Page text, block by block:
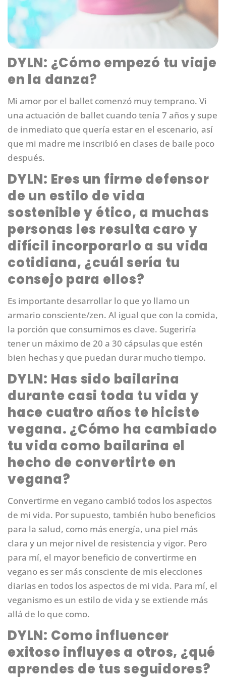
DYLN: ¿Cómo empezó tu viaje
en la danza?
Mi amor por el ballet comenzó muy temprano. Vi
una actuación de ballet cuando tenía 7 años y supe
de inmediato que quería estar en el escenario, así
que mi madre me inscribió en clases de baile poco
después.
DYLN: Eres un firme defensor
de un estilo de vida
sostenible y ético, a muchas
personas les resulta caro y
difícil incorporarlo a su vida
cotidiana, ¿cuál sería tu
consejo para ellos?
Es importante desarrollar lo que yo llamo un
armario consciente/zen. Al igual que con la comida,
la porción que consumimos es clave. Sugeriría
tener un máximo de 20 a 30 cápsulas que estén
bien hechas y que puedan durar mucho tiempo.
DYLN: Has sido bailarina
durante casi toda tu vida y
hace cuatro años te hiciste
vegana. ¿Cómo ha cambiado
tu vida como bailarina el
hecho de convertirte en
vegana?
Convertirme en vegano cambió todos los aspectos
de mi vida. Por supuesto, también hubo beneficios
para la salud, como más energía, una piel más
clara y un mejor nivel de resistencia y vigor. Pero
para mí, el mayor beneficio de convertirme en
vegano es ser más consciente de mis elecciones
diarias en todos los aspectos de mi vida. Para mí, el
veganismo es un estilo de vida y se extiende más
allá de lo que como.
DYLN: Como influencer
exitoso influyes a otros, ¿qué
aprendes de tus seguidores?